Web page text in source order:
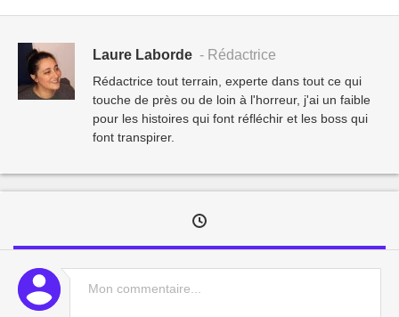
Laure Laborde - Rédactrice
Rédactrice tout terrain, experte dans tout ce qui
touche de près ou de loin à l'horreur, j'ai un faible
pour les histoires qui font réfléchir et les boss qui
font transpirer.